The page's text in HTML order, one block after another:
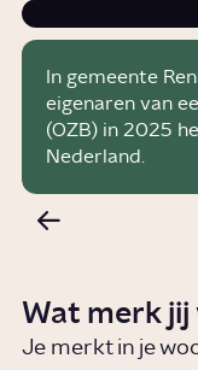
In gemeente
eigenaren van
(OZB) in 2025
Nederland.
Wat merk jij
Je merkt in je